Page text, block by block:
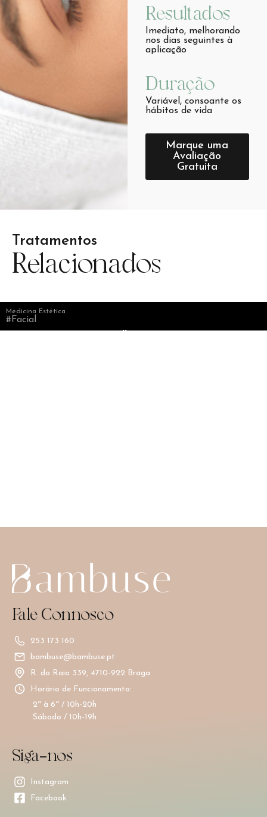
Resultados
Imediato, melhorando
nos dias seguintes à
aplicação
Duração
Variável, consoante os
hábitos de vida
Marque uma
Avaliação
Gratuita
Tratamentos
Relacionados
Medicina Estética
#Facial
Fale Connosco
253 173 160
bambuse@bambuse.pt
R. do Raio 339, 4710-922 Braga
Horário de Funcionamento:
2ª à 6ª / 10h-20h
Sábado / 10h-19h
Siga-nos
Instagram
Facebook